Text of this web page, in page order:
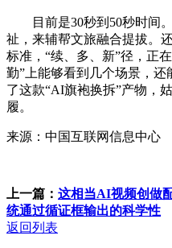
目前是30秒到50秒时间。
祉，来辅帮文旅融合提拔。
标准，“续、多、新”径，正
勤”上能够看到几个场景，还
了这款“AI旗袍换拆”产物，
履。
来源：中国互联网信息中心
上一篇： 这相当AI视频创做
统通过循证框输出的科学性
返回列表